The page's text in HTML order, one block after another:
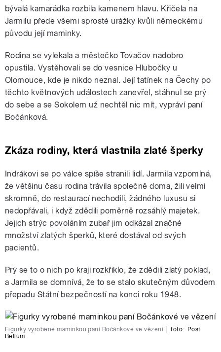
bývalá kamarádka rozbila kamenem hlavu. Křičela na
Jarmilu přede všemi sprosté urážky kvůli německému
původu její maminky.
Rodina se vylekala a městečko Tovačov nadobro
opustila. Vystěhovali se do vesnice Hlubočky u
Olomouce, kde je nikdo neznal. Její tatínek na Čechy po
těchto květnových událostech zanevřel, stáhnul se prý
do sebe a se Sokolem už nechtěl nic mít, vypráví paní
Bočánková.
Zkáza rodiny, která vlastnila zlaté šperky
Indrákovi se po válce spíše stranili lidí. Jarmila vzpomíná,
že většinu času rodina trávila společně doma, žili velmi
skromně, do restaurací nechodili, žádného luxusu si
nedopřávali, i když zdědili poměrně rozsáhlý majetek.
Jejich strýc povoláním zubař jim odkázal značné
množství zlatých šperků, které dostával od svých
pacientů.
Prý se to o nich po kraji rozkřiklo, že zdědili zlatý poklad,
a Jarmila se domnívá, že to se stalo skutečným důvodem
přepadu Státní bezpečností na konci roku 1948.
Figurky vyrobené maminkou paní Bočánkové ve vězení foto:
Post
Bellum